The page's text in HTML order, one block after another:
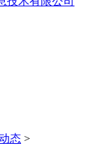
态 >